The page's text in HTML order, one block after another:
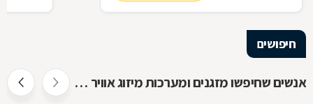
חיפושים
אנשים שחיפשו מזגנים ומערכות מיזוג אוויר חיפשו גם